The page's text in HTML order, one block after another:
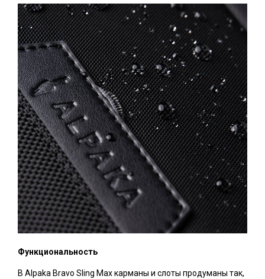
Функциональность
В Alpaka Bravo Sling Max карманы и слоты продуманы так,